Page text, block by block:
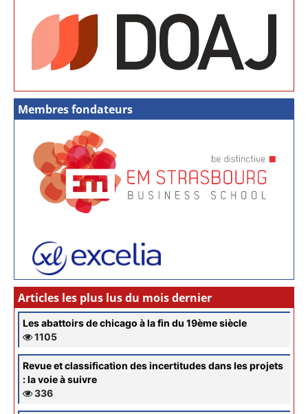
Membres fondateurs
Articles les plus lus du mois dernier
Les abattoirs de chicago à la fin du 19ème siècle
1105
Revue et classification des incertitudes dans les projets
: la voie à suivre
336